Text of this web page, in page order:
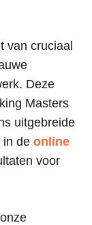
van cruciaal
Deze
Masters
uitgebreide
in deonline
voor